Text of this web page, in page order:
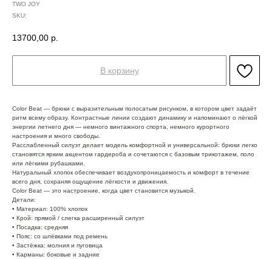
TWO JOY
SKU:
13700,00 р.
В корзину
Color Beat — брюки с выразительным полосатым рисунком, в котором цвет задаёт
ритм всему образу. Контрастные линии создают динамику и напоминают о лёгкой
энергии летнего дня — немного винтажного спорта, немного курортного
настроения и много свободы.
Расслабленный силуэт делает модель комфортной и универсальной: брюки легко
становятся ярким акцентом гардероба и сочетаются с базовым трикотажем, поло
или лёгкими рубашками.
Натуральный хлопок обеспечивает воздухопроницаемость и комфорт в течение
всего дня, сохраняя ощущение лёгкости и движения.
Color Beat — это настроение, когда цвет становится музыкой.
Детали:
• Материал: 100% хлопок
• Крой: прямой / слегка расширенный силуэт
• Посадка: средняя
• Пояс: со шлёвками под ремень
• Застёжка: молния и пуговица
• Карманы: боковые и задние